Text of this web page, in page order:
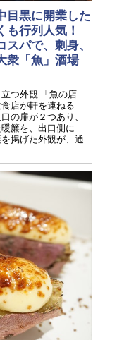
目黒に開業した
行列人気！
パで、刺身、
衆「魚」酒場
立つ外観 「魚の店
店が軒を連ねる
の扉が２つあり、
簾を、出口側に
掲げた外観が、通